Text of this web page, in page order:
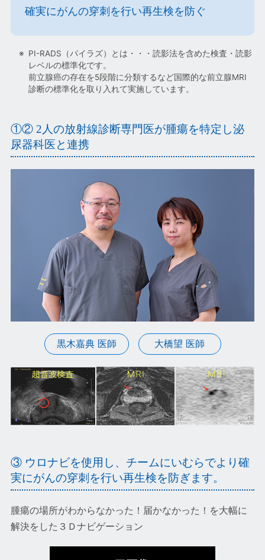
確実にがんの穿刺を行い再生検を防ぐ
PI-RADS（パイラズ）とは・・・読影法を含めた検査・読影
レベルの標準化です。
前立腺癌の存在を5段階に分類するなど国際的な前立腺MRI
診断の標準化を取り入れて実施しています。
①② 2人の放射線診断専門医が腫瘍を特定し泌
尿器科医と連携
黒木嘉典 医師 大橋望 医師
③ ウロナビを使用し、チームにいむらでより確
実にがんの穿刺を行い再生検を防ぎます。
腫瘍の場所がわからなかった！届かなかった！を大幅に
解決をした３Ｄナビゲーション